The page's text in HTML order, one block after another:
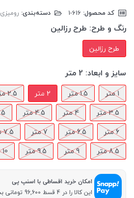
کد محصول: دسته‌بندی: رومیزی
رنگ و طرح: طرح رزالین
طرح رزالین
سایز و ابعاد: 2 متر
1 متر 1.5 متر 2 متر 2.5 متر
3.5 متر
4 متر 4.5 متر 5 متر
6 متر
6.5 متر 7 متر 7.5 متر
8.5 متر
9 متر 9.5 متر 10 متر
امکان خرید اقساطی با اسنپ پی
این کالا را در 4 قسط 96,600 تومانی بخرید